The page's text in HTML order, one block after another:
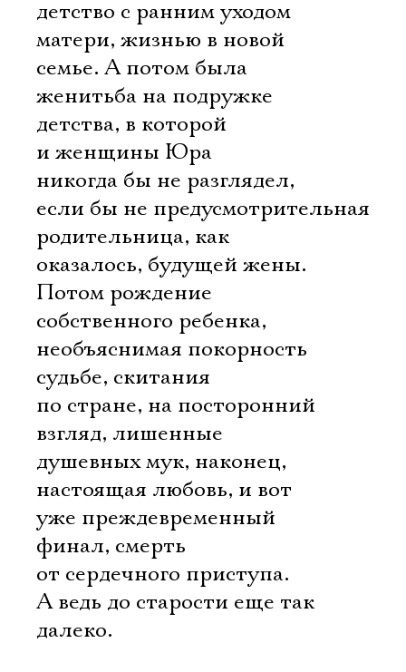
детство с ранним уходом
матери, жизнью в новой
семье. А потом была
женитьба на подружке
детства, в которой
и женщины Юра
никогда бы не разглядел,
если бы не предусмотрительная
родительница, как
оказалось, будущей жены.
Потом рождение
собственного ребенка,
необъяснимая покорность
судьбе, скитания
по стране, на посторонний
взгляд, лишенные
душевных мук, наконец,
настоящая любовь, и вот
уже преждевременный
финал, смерть
от сердечного приступа.
А ведь до старости еще так
далеко.